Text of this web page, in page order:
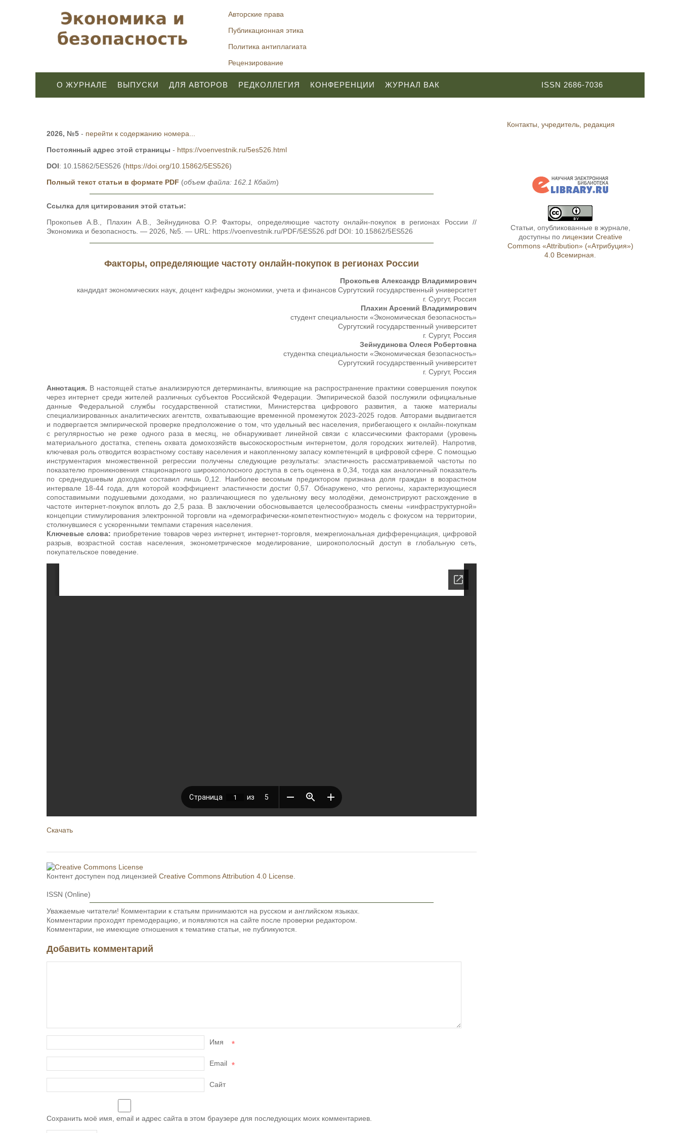
Авторские права
Публикационная этика
Политика антиплагиата
Рецензирование
ISSN 2686-7036
О ЖУРНАЛЕ ВЫПУСКИ ДЛЯ АВТОРОВ РЕДКОЛЛЕГИЯ КОНФЕРЕНЦИИ ЖУРНАЛ ВАК
2026, №5 - перейти к содержанию номера...
Постоянный адрес этой страницы - https://voenvestnik.ru/5es526.html
DOI: 10.15862/5ES526 (https://doi.org/10.15862/5ES526)
Полный текст статьи в формате PDF (объем файла: 162.1 Кбайт)
Ссылка для цитирования этой статьи:
Прокопьев А.В., Плахин А.В., Зейнудинова О.Р. Факторы, определяющие частоту онлайн-покупок в регионах России //
Экономика и безопасность. — 2026, №5. — URL: https://voenvestnik.ru/PDF/5ES526.pdf DOI: 10.15862/5ES526
Факторы, определяющие частоту онлайн-покупок в регионах России
Прокопьев Александр Владимирович
кандидат экономических наук, доцент кафедры экономики, учета и финансов Сургутский государственный университет
г. Сургут, Россия
Плахин Арсений Владимирович
студент специальности «Экономическая безопасность»
Сургутский государственный университет
г. Сургут, Россия
Зейнудинова Олеся Робертовна
студентка специальности «Экономическая безопасность»
Сургутский государственный университет
г. Сургут, Россия
Аннотация. В настоящей статье анализируются детерминанты, влияющие на распространение практики совершения покупок
через интернет среди жителей различных субъектов Российской Федерации. Эмпирической базой послужили официальные
данные Федеральной службы государственной статистики, Министерства цифрового развития, а также материалы
специализированных аналитических агентств, охватывающие временной промежуток 2023-2025 годов. Авторами выдвигается
и подвергается эмпирической проверке предположение о том, что удельный вес населения, прибегающего к онлайн-покупкам
с регулярностью не реже одного раза в месяц, не обнаруживает линейной связи с классическими факторами (уровень
материального достатка, степень охвата домохозяйств высокоскоростным интернетом, доля городских жителей). Напротив,
ключевая роль отводится возрастному составу населения и накопленному запасу компетенций в цифровой сфере. С помощью
инструментария множественной регрессии получены следующие результаты: эластичность рассматриваемой частоты по
показателю проникновения стационарного широкополосного доступа в сеть оценена в 0,34, тогда как аналогичный показатель
по среднедушевым доходам составил лишь 0,12. Наиболее весомым предиктором признана доля граждан в возрастном
интервале 18-44 года, для которой коэффициент эластичности достиг 0,57. Обнаружено, что регионы, характеризующиеся
сопоставимыми подушевыми доходами, но различающиеся по удельному весу молодёжи, демонстрируют расхождение в
частоте интернет-покупок вплоть до 2,5 раза. В заключении обосновывается целесообразность смены «инфраструктурной»
концепции стимулирования электронной торговли на «демографически-компетентностную» модель с фокусом на территории,
столкнувшиеся с ускоренными темпами старения населения.
Ключевые слова: приобретение товаров через интернет, интернет-торговля, межрегиональная дифференциация, цифровой
разрыв, возрастной состав населения, эконометрическое моделирование, широкополосный доступ в глобальную сеть,
покупательское поведение.
Скачать
Контент доступен под лицензией Creative Commons Attribution 4.0 License
ISSN (Online)
Уважаемые читатели! Комментарии к статьям принимаются на русском и английском языках.
Комментарии проходят премодерацию, и появляются на сайте после проверки редактором.
Комментарии, не имеющие отношения к тематике статьи, не публикуются.
Добавить комментарий
Имя *
Email *
Сайт
Сохранить моё имя, email и адрес сайта в этом браузере для последующих моих комментариев.
Контакты, учредитель, редакция
Статьи, опубликованные в журнале,
доступны по лицензии Creative
Commons «Attribution» («Атрибуция»)
4.0 Всемирная